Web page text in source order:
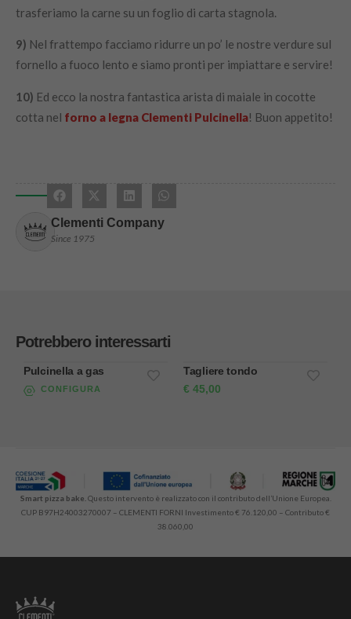
Clementi Company
Since 1975
trasferiamo la carne su un foglio di carta stagnola.
9) Nel frattempo facciamo ridurre un po’ le nostre verdure sul
fornello a fuoco lento e siamo pronti per impiattare e servire!
10) Ed ecco la nostra fantastica arista di maiale in cocotte
cotta nel forno a legna Clementi Pulcinella! Buon appetito!
Potrebbero interessarti
Pulcinella a gas
CONFIGURA
Tagliere tondo
€ 45,00
Smart pizza bake. Questo intervento è realizzato con il contributo dell’Unione Europea.
CUP B97H24003270007 – CLEMENTI FORNI Investimento € 76.120,00 – Contributo €
38.060,00